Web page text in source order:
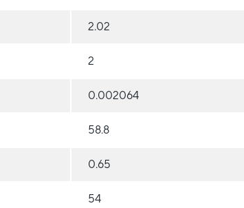
2.02
2
0.002064
58.8
0.65
54